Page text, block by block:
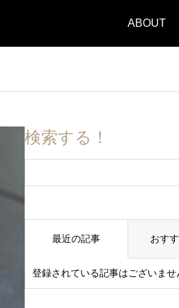
ABOUT
検索する！
最近の記事 おす
登録されている記事はございませ